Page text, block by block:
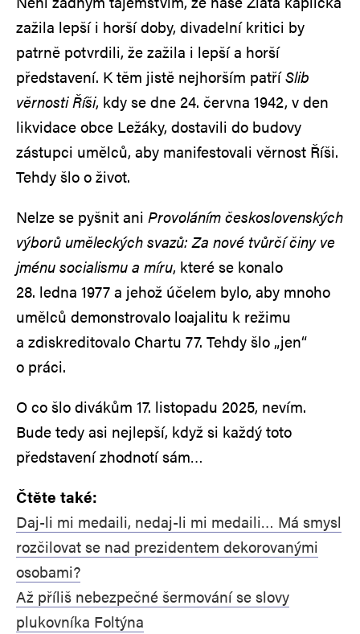
zažila lepší i horší doby, divadelní kritici by
patrně potvrdili, že zažila i lepší a horší
představení. K těm jistě nejhorším patříSlib
věrnosti Říši, kdy se dne 24. června 1942, v den
likvidace obce Ležáky, dostavili do budovy
zástupci umělců, aby manifestovali věrnost Říši.
Tehdy šlo o život.
Nelze se pyšnit ani Provoláním československých
výborů uměleckých svazů: Za nové tvůrčí činy ve
jménu socialismu a míru, které se konalo
28. ledna 1977 a jehož účelem bylo, aby mnoho
umělců demonstrovalo loajalitu k režimu
a zdiskreditovalo Chartu 77. Tehdy šlo „jen“
o práci.
O co šlo divákům 17. listopadu 2025, nevím.
Bude tedy asi nejlepší, když si každý toto
představení zhodnotí sám…
Čtěte také:
Daj-li mi medaili, nedaj-li mi medaili… Má smysl
rozčilovat se nad prezidentem dekorovanými
osobami?
Až příliš nebezpečné šermování se slovy
plukovníka Foltýna